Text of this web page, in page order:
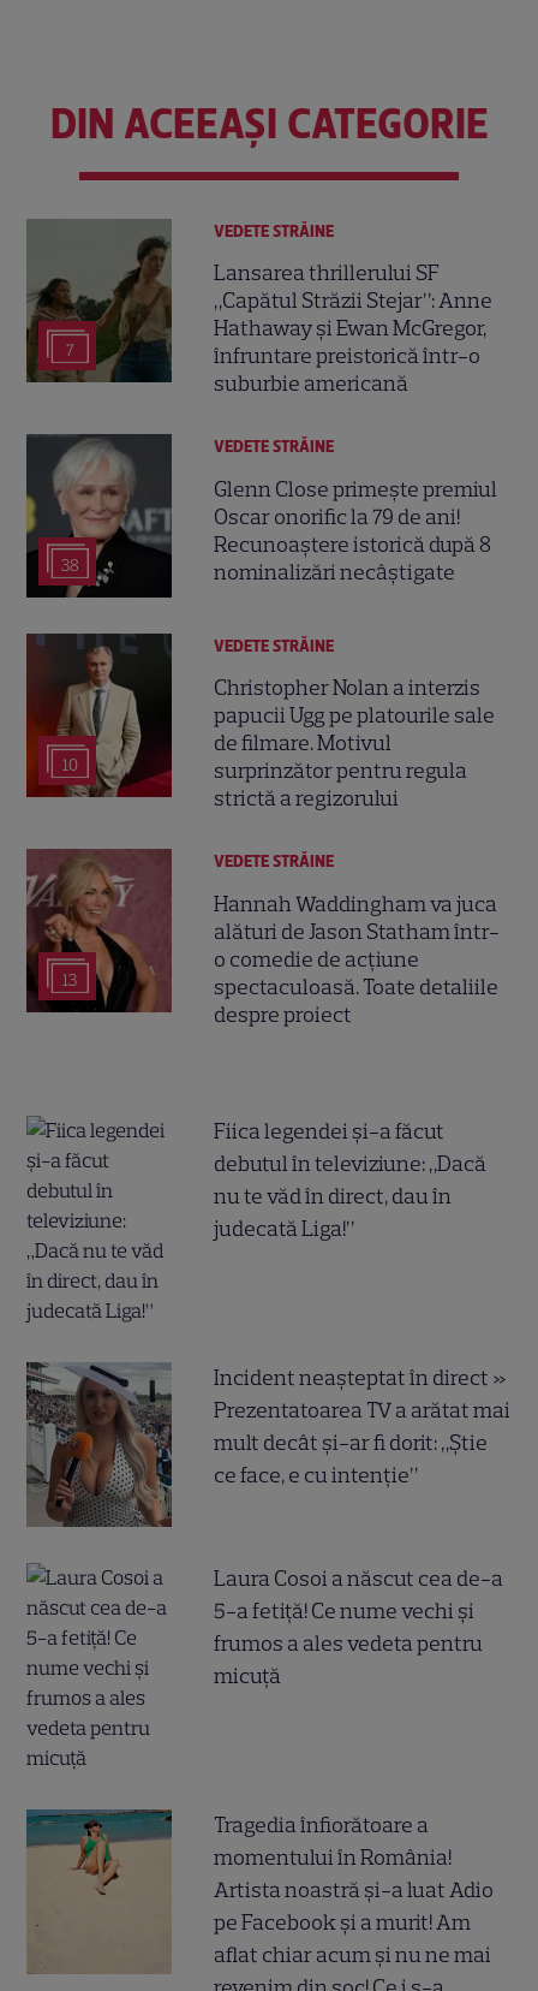
DIN ACEEAȘI CATEGORIE
7
VEDETE STRĂINE
Lansarea thrillerului SF
„Capătul Străzii Stejar”: Anne
Hathaway și Ewan McGregor,
înfruntare preistorică într-o
suburbie americană
38
VEDETE STRĂINE
Glenn Close primește premiul
Oscar onorific la 79 de ani!
Recunoaștere istorică după 8
nominalizări necâștigate
10
VEDETE STRĂINE
Christopher Nolan a interzis
papucii Ugg pe platourile sale
de filmare. Motivul
surprinzător pentru regula
strictă a regizorului
13
VEDETE STRĂINE
Hannah Waddingham va juca
alături de Jason Statham într-
o comedie de acțiune
spectaculoasă. Toate detaliile
despre proiect
Fiica legendei și-a făcut
debutul în televiziune: „Dacă
nu te văd în direct, dau în
judecată Liga!”
Incident neașteptat în direct »
Prezentatoarea TV a arătat mai
mult decât și-ar fi dorit: „Știe
ce face, e cu intenție”
Laura Cosoi a născut cea de-a
5-a fetiță! Ce nume vechi și
frumos a ales vedeta pentru
micuță
Tragedia înfiorătoare a
momentului în România!
Artista noastră și-a luat Adio
pe Facebook și a murit! Am
aflat chiar acum și nu ne mai